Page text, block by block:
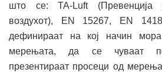
што се: TA-Luft (Превенција
воздухот), EN 15267, EN
дефинираат на кој начин
мерењата, да се чуваат
презентираат просеци од